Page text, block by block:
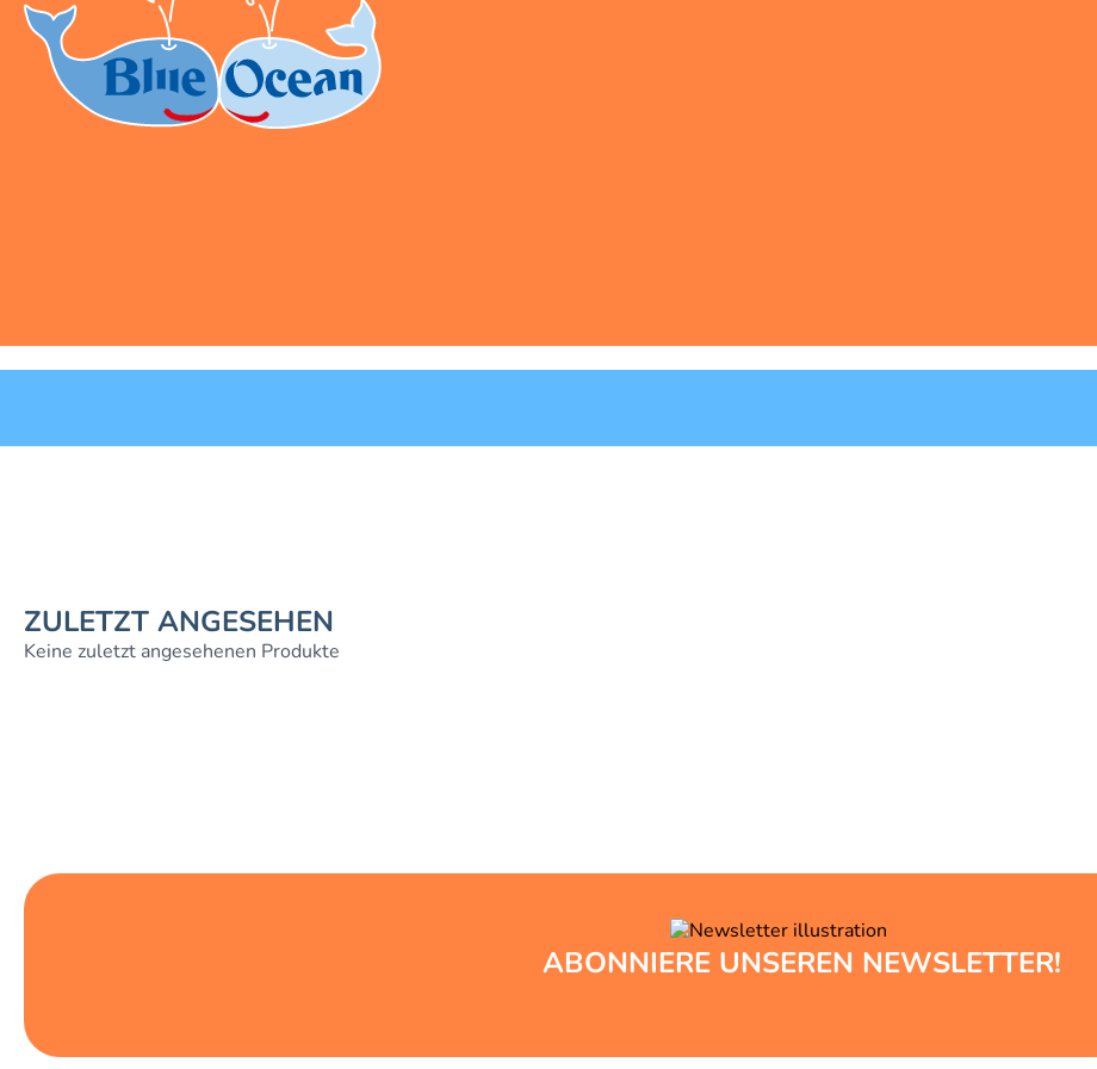
ZULETZT ANGESEHEN
Keine zuletzt angesehenen Produkte
ABONNIERE UNSEREN NEWSLETTER!